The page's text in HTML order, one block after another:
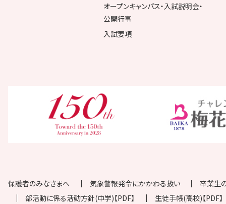
オープンキャンパス・入試説明会・
公開行事
入試要項
保護者のみなさまへ 気象警報発令にかかわる扱い
卒業生
部活動に係る活動方針(中学)【PDF】
生徒手帳(高校)【PDF】